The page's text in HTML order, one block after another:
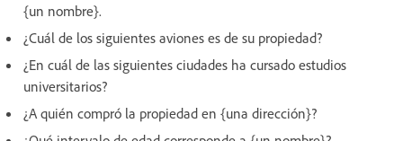
{un nombre}.
¿Cuál de los siguientes aviones es de su propiedad?
¿En cuál de las siguientes ciudades ha cursado estudios
universitarios?
¿A quién compró la propiedad en {una dirección}?